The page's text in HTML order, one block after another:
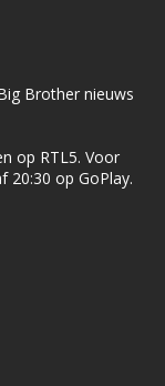
Brother nieuws
op RTL5. Voor
20:30 op GoPlay.